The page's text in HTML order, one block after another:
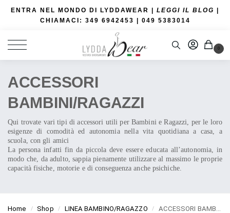
ENTRA NEL MONDO DI LYDDAWEAR | LEGGI IL BLOG |
CHIAMACI: 349 6942453 | 049 5383014
0
ACCESSORI
BAMBINI/RAGAZZI
Qui trovate vari tipi di accessori utili per Bambini e Ragazzi, per le loro
esigenze di comodità ed autonomia nella vita quotidiana a casa, a
scuola, con gli amici
La persona infatti fin da piccola deve essere educata all’autonomia, in
modo che, da adulto, sappia pienamente utilizzare al massimo le proprie
capacità fisiche, motorie e di conseguenza anche psichiche.
Home / Shop / LINEA BAMBINO/RAGAZZO / ACCESSORI BAMBINI/RAGAZZI